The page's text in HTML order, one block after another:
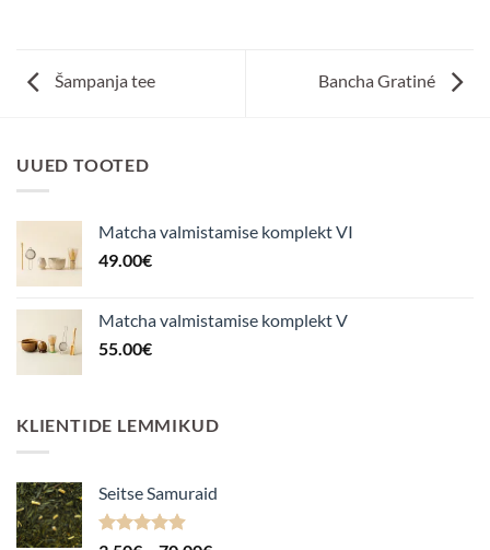
Šampanja tee Bancha Gratiné
UUED TOOTED
Matcha valmistamise komplekt VI
49.00€
Matcha valmistamise komplekt V
55.00€
KLIENTIDE LEMMIKUD
Seitse Samuraid